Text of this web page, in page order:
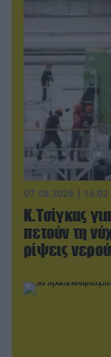
07.08.2026 | 16:02
Κ.Τσίγκας
πετούν τη
ρίψεις